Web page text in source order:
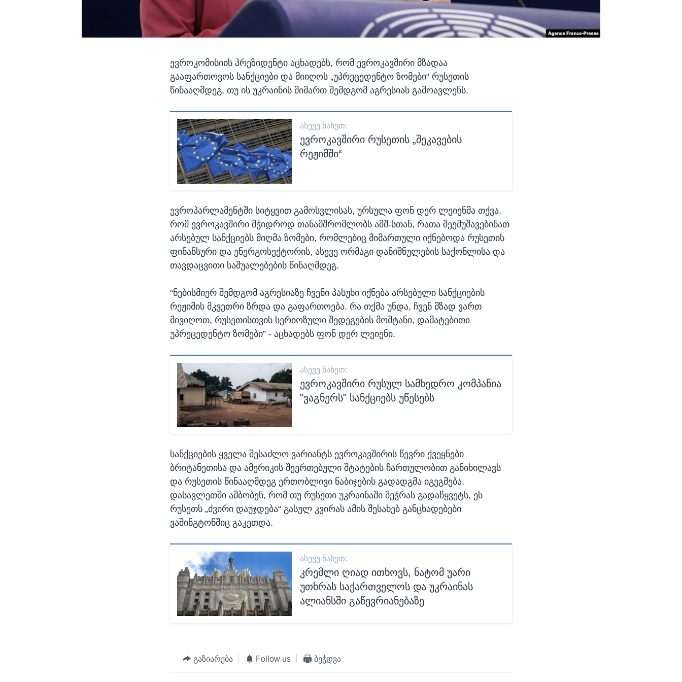
ევროკომისიის პრეზიდენტი აცხადებს, რომ ევროკავშირი მზადაა
გააფართოვოს სანქციები და მიიღოს „უპრეცედენტო ზომები“ რუსეთის
წინააღმდეგ, თუ ის უკრაინის მიმართ შემდგომ აგრესიას გამოავლენს.
ᲐᲡᲔᲕᲔ ᲜᲐᲮᲔᲗ:
ევროკავშირი რუსეთის „შეკავების
რეჟიმში“
ევროპარლამენტში სიტყვით გამოსვლისას, ურსულა ფონ დერ ლეიენმა თქვა,
რომ ევროკავშირი მჭიდროდ თანამშრომლობს აშშ-სთან, რათა შეემუშავებინათ
არსებულ სანქციებს მიღმა ზომები, რომლებიც მიმართული იქნებოდა რუსეთის
ფინანსური და ენერგოსექტორის, ასევე ორმაგი დანიშნულების საქონლისა და
თავდაცვითი საშუალებების წინაღმდეგ.
“ნებისმიერ შემდგომ აგრესიაზე ჩვენი პასუხი იქნება არსებული სანქციების
რეჟიმის მკვეთრი ზრდა და გაფართოება. რა თქმა უნდა, ჩვენ მზად ვართ
მივიღოთ, რუსეთისთვის სერიოზული შედეგების მომტანი, დამატებითი
უპრეცედენტო ზომები” - აცხადებს ფონ დერ ლეიენი.
ᲐᲡᲔᲕᲔ ᲜᲐᲮᲔᲗ:
ევროკავშირი რუსულ სამხედრო კომპანია
"ვაგნერს" სანქციებს უწესებს
სანქციების ყველა შესაძლო ვარიანტს ევროკავშირის წევრი ქვეყნები
ბრიტანეთისა და ამერიკის შეერთებული შტატების ჩართულობით განიხილავს
და რუსეთის წინააღმდეგ ერთობლივი ნაბიჯების გადადგმა იგეგმება.
დასავლეთში ამბობენ, რომ თუ რუსეთი უკრაინაში შეჭრას გადაწყვეტს, ეს
რუსეთს „ძვირი დაუჯდება“ გასულ კვირას ამის შესახებ განცხადებები
ვაშინგტონშიც გაკეთდა.
ᲐᲡᲔᲕᲔ ᲜᲐᲮᲔᲗ:
კრემლი ღიად ითხოვს, ნატომ უარი
უთხრას საქართველოს და უკრაინას
ალიანსში გაწევრიანებაზე
გაზიარება Follow us ბეჭდვა